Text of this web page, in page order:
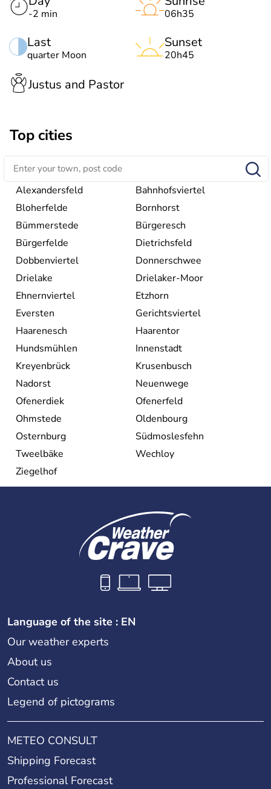
-2 min
Last
quarter Moon
06h35
Sunset
20h45
Justus and Pastor
Top cities
Alexandersfeld
Bahnhofsviertel
Bloherfelde
Bornhorst
Bümmerstede
Bürgeresch
Bürgerfelde
Dietrichsfeld
Dobbenviertel
Donnerschwee
Drielake
Drielaker-Moor
Ehnernviertel
Etzhorn
Eversten
Gerichtsviertel
Haarenesch
Haarentor
Hundsmühlen
Innenstadt
Kreyenbrück
Krusenbusch
Nadorst
Neuenwege
Ofenerdiek
Ofenerfeld
Ohmstede
Oldenbourg
Osternburg
Südmoslesfehn
Tweelbäke
Wechloy
Ziegelhof
Language of the site : EN
Our weather experts
About us
Contact us
Legend of pictograms
METEO CONSULT
Shipping Forecast
Professional Forecast